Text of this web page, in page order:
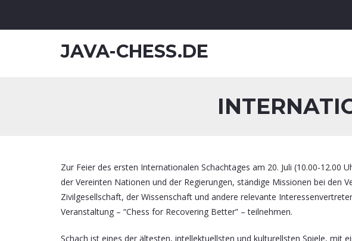
JAVA-CHESS.DE
Zur Feier des ersten Internationalen Schachtages am 20. Juli (10.00-12.00
der Vereinten Nationen und der Regierungen, ständige Missionen bei den
Zivilgesellschaft, der Wissenschaft und andere relevante
Veranstaltung – “Chess for Recovering Better” – teilnehmen.
Schach ist eines der ältesten, intellektuellsten und kulturellsten Spiele, mit